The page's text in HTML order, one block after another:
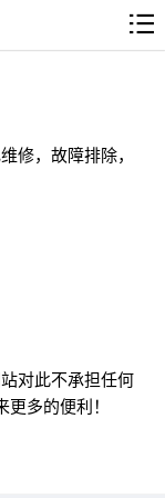
修，故障排除，
对此不承担任何
多的便利！